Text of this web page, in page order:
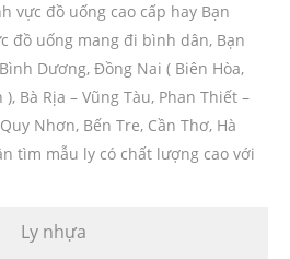
Sản Phẩm Khác
Bảng Giá
LIÊN HỆ
vực đồ uống cao cấp hay Bạn
đồ uống mang đi bình dân, Bạn
Dương, Đồng Nai ( Biên Hòa,
Bà Rịa – Vũng Tàu, Phan Thiết –
Nhơn, Bến Tre, Cần Thơ, Hà
tìm mẫu ly có chất lượng cao với